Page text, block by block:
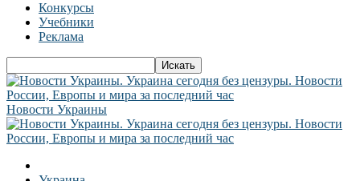
Конкурсы
Учебники
Реклама
Новости Украины